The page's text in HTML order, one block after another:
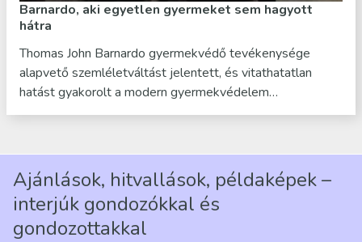
Barnardo, aki egyetlen gyermeket sem hagyott
hátra
Thomas John Barnardo gyermekvédő tevékenysége
alapvető szemléletváltást jelentett, és vitathatatlan
hatást gyakorolt a modern gyermekvédelem…
Ajánlások, hitvallások, példaképek –
interjúk gondozókkal és
gondozottakkal